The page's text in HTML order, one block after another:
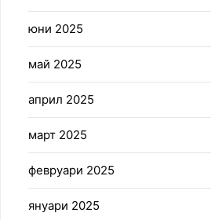
юни 2025
май 2025
април 2025
март 2025
февруари 2025
януари 2025